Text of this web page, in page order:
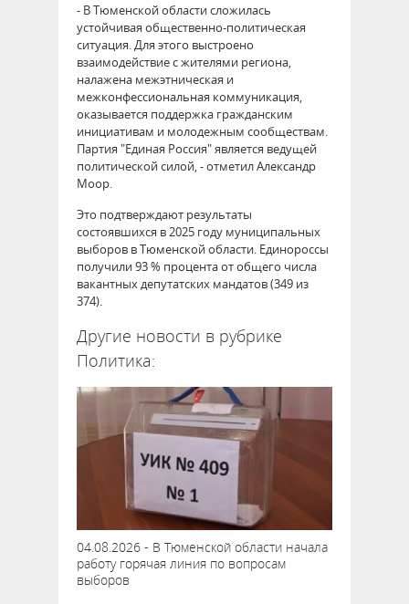
- В Тюменской области сложилась
устойчивая общественно-политическая
ситуация. Для этого выстроено
взаимодействие с жителями региона,
налажена межэтническая и
межконфессиональная коммуникация,
оказывается поддержка гражданским
инициативам и молодежным сообществам.
Партия "Единая Россия" является ведущей
политической силой, - отметил Александр
Моор.
Это подтверждают результаты
состоявшихся в 2025 году муниципальных
выборов в Тюменской области. Единороссы
получили 93 % процента от общего числа
вакантных депутатских мандатов (349 из
374).
Другие новости в рубрике
Политика:
04.08.2026 - В Тюменской области начала
работу горячая линия по вопросам
выборов